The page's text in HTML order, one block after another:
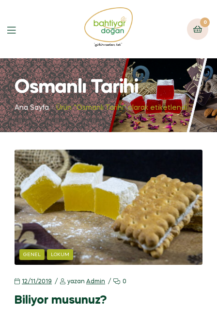
0
Osmanlı Tarihi
Ana Sayfa Ürün “Osmanlı Tarihi” olarak etiketlendi
GENEL LOKUM
12/11/2019 yazan Admin 0
Biliyor musunuz?